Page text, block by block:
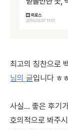
최고의 칭찬으로
님의 글입니다 ㅎ
사실... 좋은 후기
호의적으로 봐주